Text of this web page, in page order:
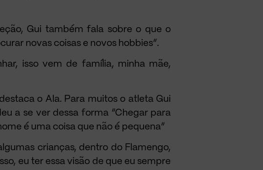
Gui também fala sobre o que o
novas coisas e novos hobbies”.
isso vem de família, minha mãe,
o Ala. Para muitos o atleta Gui
a se ver dessa forma “Chegar para
é uma coisa que não é pequena”
crianças, dentro do Flamengo,
eu ter essa visão de que eu sempre